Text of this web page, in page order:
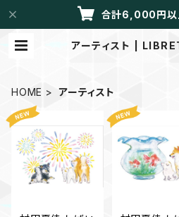
合計6,000円以
アーティスト |
HOME アーティスト